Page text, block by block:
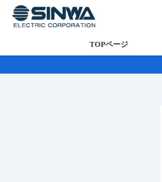
TOPページ
容